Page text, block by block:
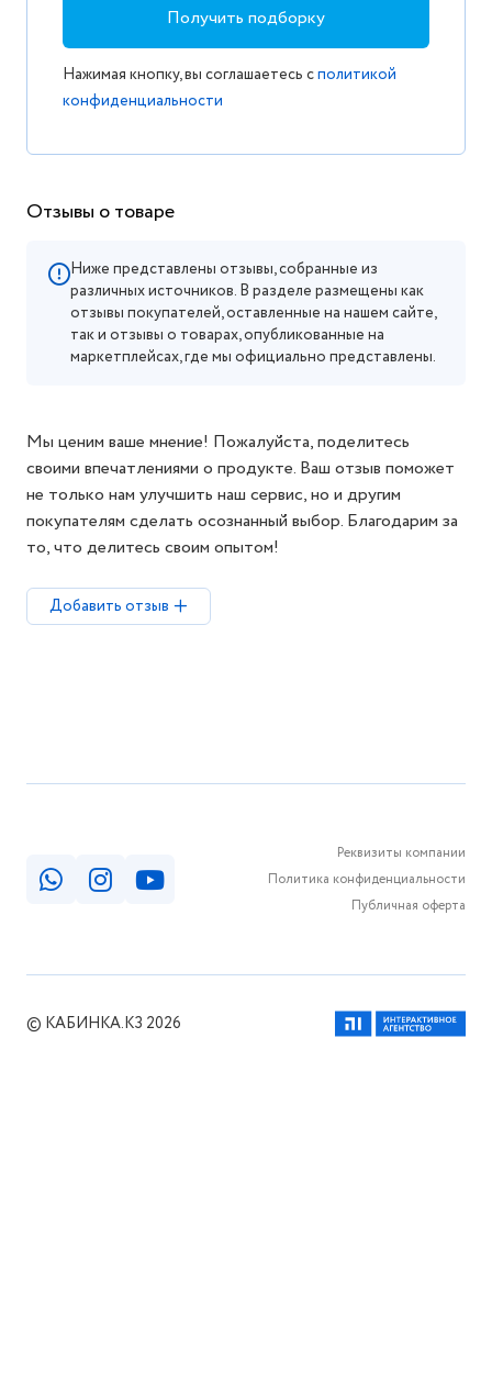
Получить подборку
Нажимая кнопку, вы соглашаетесь сполитикой
конфиденциальности
Отзывы о товаре
Ниже представлены отзывы, собранные из
различных источников. В разделе размещены как
отзывы покупателей, оставленные на нашем сайте,
так и отзывы о товарах, опубликованные на
маркетплейсах, где мы официально представлены.
Мы ценим ваше мнение! Пожалуйста, поделитесь
своими впечатлениями о продукте. Ваш отзыв поможет
не только нам улучшить наш сервис, но и другим
покупателям сделать осознанный выбор. Благодарим за
то, что делитесь своим опытом!
Добавить отзыв
Реквизиты компании
Политика конфиденциальности
Публичная оферта
© КАБИНКА.КЗ 2026